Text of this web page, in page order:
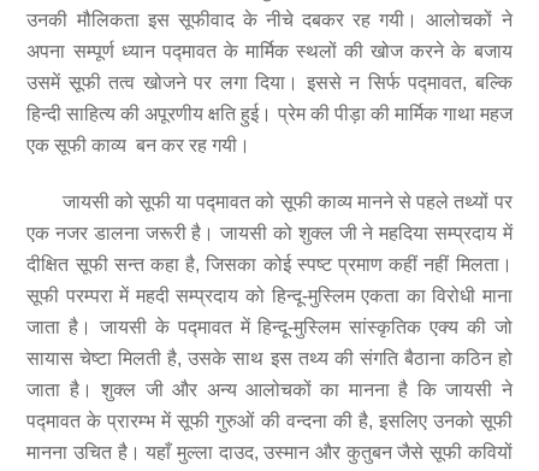
उनकी मौलिकता इस सूफीवाद के नीचे दबकर रह गयी। आलोचकों ने
अपना सम्पूर्ण ध्यान पद्मावत के मार्मिक स्थलों की खोज करने के बजाय
उसमें सूफी तत्व खोजने पर लगा दिया। इससे न सिर्फ पद्मावत, बल्कि
हिन्दी साहित्य की अपूरणीय क्षति हुई। प्रेम की पीड़ा की मार्मिक गाथा महज
एक सूफी काव्य बन कर रह गयी।
जायसी को सूफी या पद्मावत को सूफी काव्य मानने से पहले तथ्यों पर
एक नजर डालना जरूरी है। जायसी को शुक्ल जी ने महदिया सम्प्रदाय में
दीक्षित सूफी सन्त कहा है, जिसका कोई स्पष्ट प्रमाण कहीं नहीं मिलता।
सूफी परम्परा में महदी सम्प्रदाय को हिन्दू-मुस्लिम एकता का विरोधी माना
जाता है। जायसी के पद्मावत में हिन्दू-मुस्लिम सांस्कृतिक एक्य की जो
सायास चेष्टा मिलती है, उसके साथ इस तथ्य की संगति बैठाना कठिन हो
जाता है। शुक्ल जी और अन्य आलोचकों का मानना है कि जायसी ने
पद्मावत के प्रारम्भ में सूफी गुरुओं की वन्दना की है, इसलिए उनको सूफी
मानना उचित है। यहाँ मुल्ला दाउद, उस्मान और कुतुबन जैसे सूफी कवियों